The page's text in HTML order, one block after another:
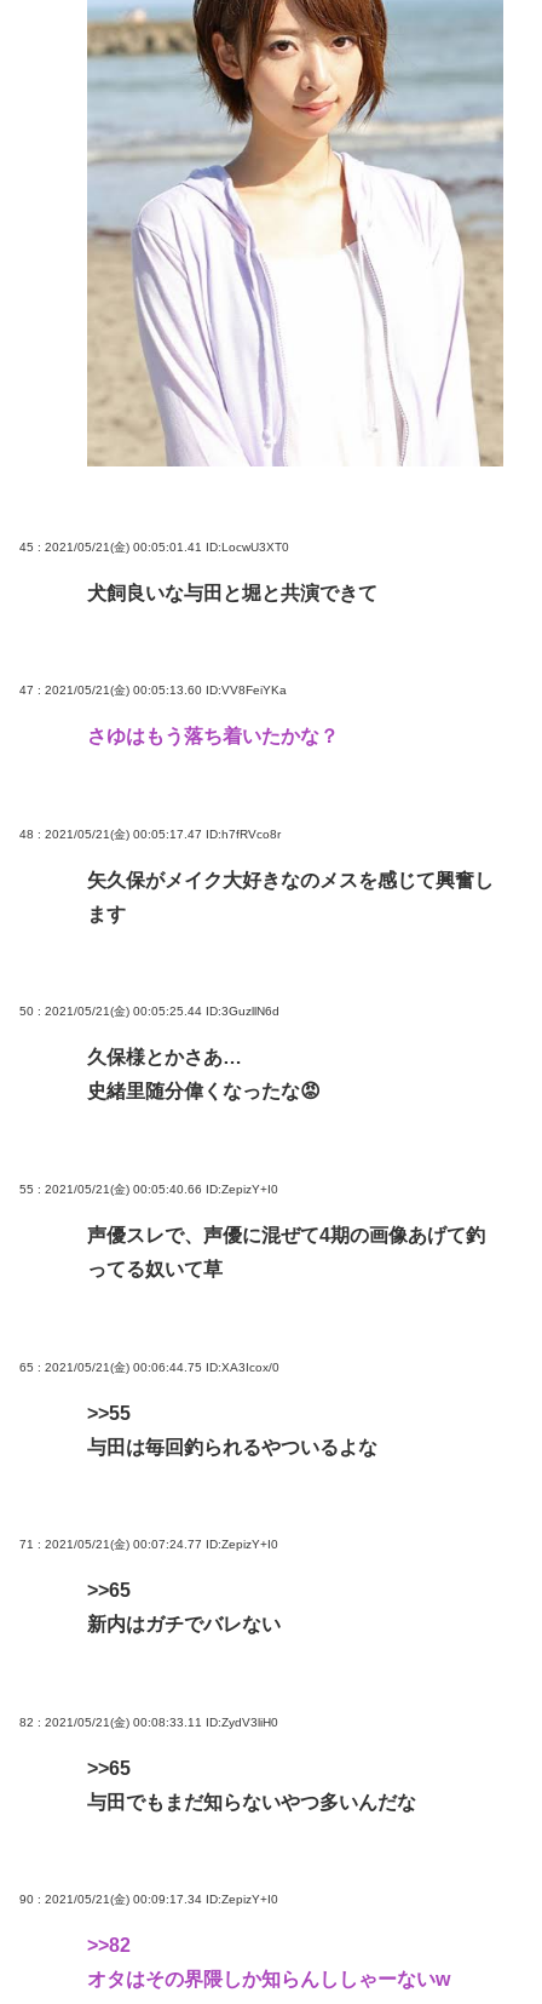
45 : 2021/05/21(金) 00:05:01.41 ID:LocwU3XT0
犬飼良いな与田と堀と共演できて
47 : 2021/05/21(金) 00:05:13.60 ID:VV8FeiYKa
さゆはもう落ち着いたかな？
48 : 2021/05/21(金) 00:05:17.47 ID:h7fRVco8r
矢久保がメイク大好きなのメスを感じて興奮し
ます
50 : 2021/05/21(金) 00:05:25.44 ID:3GuzllN6d
久保様とかさあ…
史緒里随分偉くなったな😡
55 : 2021/05/21(金) 00:05:40.66 ID:ZepizY+I0
声優スレで、声優に混ぜて4期の画像あげて釣
ってる奴いて草
65 : 2021/05/21(金) 00:06:44.75 ID:XA3Icox/0
>>55
与田は毎回釣られるやついるよな
71 : 2021/05/21(金) 00:07:24.77 ID:ZepizY+I0
>>65
新内はガチでバレない
82 : 2021/05/21(金) 00:08:33.11 ID:ZydV3liH0
>>65
与田でもまだ知らないやつ多いんだな
90 : 2021/05/21(金) 00:09:17.34 ID:ZepizY+I0
>>82
オタはその界隈しか知らんししゃーないw